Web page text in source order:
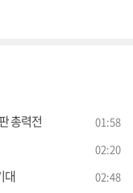
총력전 01:58
02:20
대 02:48